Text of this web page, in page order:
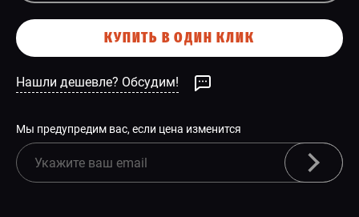
КУПИТЬ В ОДИН КЛИК
Нашли дешевле? Обсудим!
Мы предупредим вас, если цена изменится